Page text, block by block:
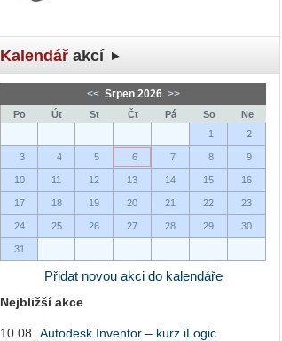
Kalendář akcí
<< Srpen 2026 >>
Po Út St Čt Pá So
Ne
1
2
3 4 5 6 7 8 9
10 11 12 13 14 15 16
17 18 19 20 21 22 23
24 25 26 27 28 29 30
31
Přidat novou akci do kalendáře
Nejbližší akce
10.08.
Autodesk Inventor – kurz iLogic